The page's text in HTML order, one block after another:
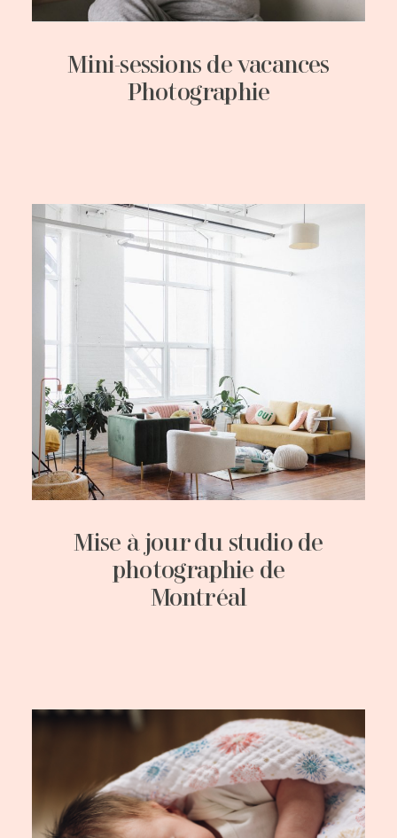
Mini-sessions de vacances
Photographie
Mise à jour du studio de
photographie de
Montréal